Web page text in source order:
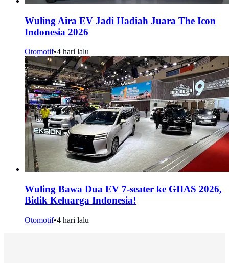
Wuling Aira EV Jadi Hadiah Juara The Icon
Indonesia 2026
Otomotif•4 hari lalu
Wuling Bawa Dua EV 7-seater ke GIIAS 2026,
Bidik Keluarga Indonesia!
Otomotif•4 hari lalu